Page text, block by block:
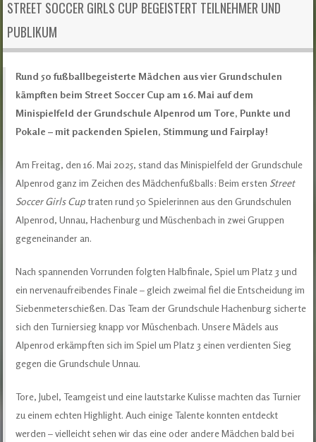
STREET SOCCER GIRLS CUP BEGEISTERT TEILNEHMER UND
PUBLIKUM
Rund 50 fußballbegeisterte Mädchen aus vier Grundschulen
kämpften beim Street Soccer Cup am 16. Mai auf dem
Minispielfeld der Grundschule Alpenrod um Tore, Punkte und
Pokale – mit packenden Spielen, Stimmung und Fairplay!
Am Freitag, den 16. Mai 2025, stand das Minispielfeld der Grundschule
Alpenrod ganz im Zeichen des Mädchenfußballs: Beim ersten Street
Soccer Girls Cuptraten rund 50 Spielerinnen aus den Grundschulen
Alpenrod, Unnau, Hachenburg und Müschenbach in zwei Gruppen
gegeneinander an.
Nach spannenden Vorrunden folgten Halbfinale, Spiel um Platz 3 und
ein nervenaufreibendes Finale – gleich zweimal fiel die Entscheidung im
Siebenmeterschießen. Das Team der Grundschule Hachenburg sicherte
sich den Turniersieg knapp vor Müschenbach. Unsere Mädels aus
Alpenrod erkämpften sich im Spiel um Platz 3 einen verdienten Sieg
gegen die Grundschule Unnau.
Tore, Jubel, Teamgeist und eine lautstarke Kulisse machten das Turnier
zu einem echten Highlight. Auch einige Talente konnten entdeckt
werden – vielleicht sehen wir das eine oder andere Mädchen bald bei